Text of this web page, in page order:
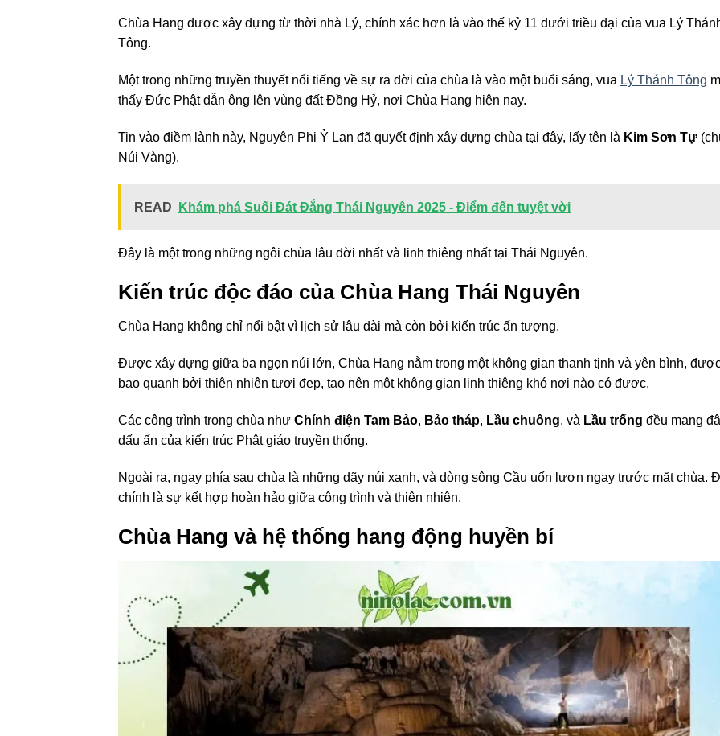
Chùa Hang được xây dựng từ thời nhà Lý, chính xác hơn là vào thế kỷ 11 dưới triều đại của vua Lý
Tông.
Một trong những truyền thuyết nổi tiếng về sự ra đời của chùa là vào một buổi sáng, vua Lý Thánh Tông
thấy Đức Phật dẫn ông lên vùng đất Đồng Hỷ, nơi Chùa Hang hiện nay.
Tin vào điềm lành này, Nguyên Phi Ỷ Lan đã quyết định xây dựng chùa tại đây, lấy tên là Kim Sơn Tự
Núi Vàng).
READ Khám phá Suối Đát Đắng Thái Nguyên 2025 - Điểm đến tuyệt vời
Đây là một trong những ngôi chùa lâu đời nhất và linh thiêng nhất tại Thái Nguyên.
Kiến trúc độc đáo của Chùa Hang Thái Nguyên
Chùa Hang không chỉ nổi bật vì lịch sử lâu dài mà còn bởi kiến trúc ấn tượng.
Được xây dựng giữa ba ngọn núi lớn, Chùa Hang nằm trong một không gian thanh tịnh và yên bình,
bao quanh bởi thiên nhiên tươi đẹp, tạo nên một không gian linh thiêng khó nơi nào có được.
Các công trình trong chùa như Chính điện Tam Bảo, Bảo tháp, Lầu chuông, và Lầu trống đều mang
dấu ấn của kiến trúc Phật giáo truyền thống.
Ngoài ra, ngay phía sau chùa là những dãy núi xanh, và dòng sông Cầu uốn lượn ngay trước mặt chùa.
chính là sự kết hợp hoàn hảo giữa công trình và thiên nhiên.
Chùa Hang và hệ thống hang động huyền bí